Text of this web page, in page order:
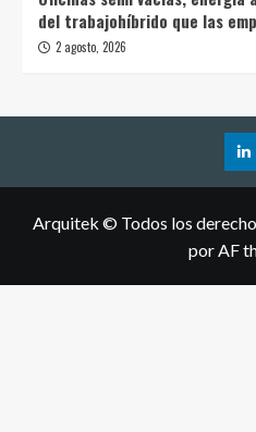
del trabajohíbrido que las
2 agosto, 2026
Arquitek © Todos los
por AF